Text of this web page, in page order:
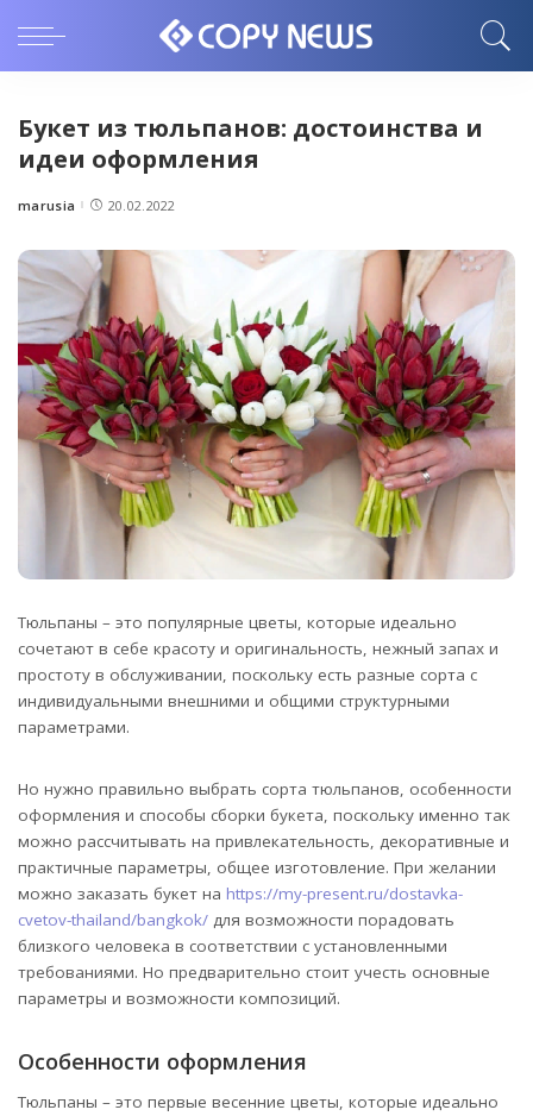
Букет из тюльпанов: достоинства и
идеи оформления
Posted
marusia 20.02.2022
Тюльпаны – это популярные цветы, которые идеально
сочетают в себе красоту и оригинальность, нежный запах и
простоту в обслуживании, поскольку есть разные сорта с
индивидуальными внешними и общими структурными
параметрами.
Но нужно правильно выбрать сорта тюльпанов, особенности
оформления и способы сборки букета, поскольку именно так
можно рассчитывать на привлекательность, декоративные и
практичные параметры, общее изготовление. При желании
можно заказать букет на https://my-present.ru/dostavka-
cvetov-thailand/bangkok/ для возможности порадовать
близкого человека в соответствии с установленными
требованиями. Но предварительно стоит учесть основные
параметры и возможности композиций.
Особенности оформления
Тюльпаны – это первые весенние цветы, которые идеально